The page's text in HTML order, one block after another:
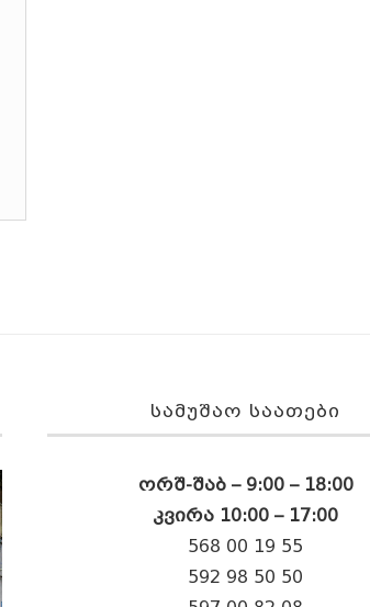
ᲡᲐᲛᲣᲨᲐᲝ ᲡᲐᲐᲗᲔᲑᲘ
ორშ-შაბ – 9:00 – 18:00
კვირა 10:00 – 17:00
568 00 19 55
592 98 50 50